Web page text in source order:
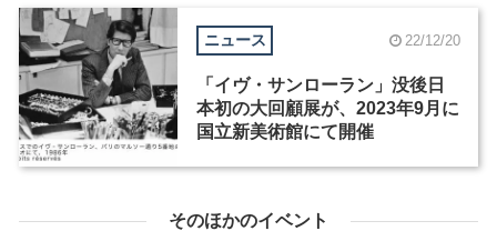
ニュース 22/12/20
「イヴ・サンローラン」没後日
本初の大回顧展が、2023年9月に
国立新美術館にて開催
そのほかのイベント